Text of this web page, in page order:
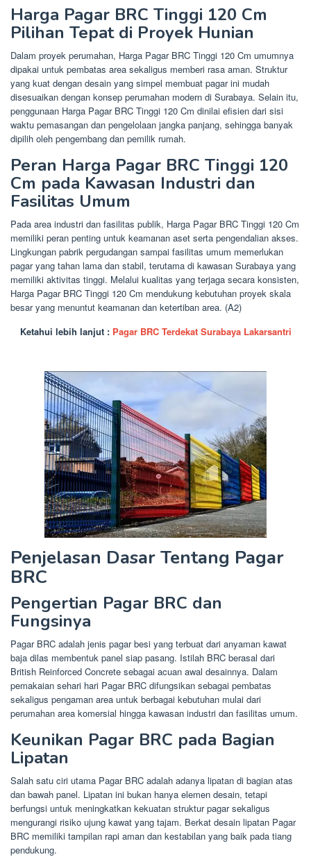
Harga Pagar BRC Tinggi 120 Cm
Pilihan Tepat di Proyek Hunian
Dalam proyek perumahan, Harga Pagar BRC Tinggi 120 Cm umumnya
dipakai untuk pembatas area sekaligus memberi rasa aman. Struktur
yang kuat dengan desain yang simpel membuat pagar ini mudah
disesuaikan dengan konsep perumahan modern di Surabaya. Selain itu,
penggunaan Harga Pagar BRC Tinggi 120 Cm dinilai efisien dari sisi
waktu pemasangan dan pengelolaan jangka panjang, sehingga banyak
dipilih oleh pengembang dan pemilik rumah.
Peran Harga Pagar BRC Tinggi 120
Cm pada Kawasan Industri dan
Fasilitas Umum
Pada area industri dan fasilitas publik, Harga Pagar BRC Tinggi 120 Cm
memiliki peran penting untuk keamanan aset serta pengendalian akses.
Lingkungan pabrik pergudangan sampai fasilitas umum memerlukan
pagar yang tahan lama dan stabil, terutama di kawasan Surabaya yang
memiliki aktivitas tinggi. Melalui kualitas yang terjaga secara konsisten,
Harga Pagar BRC Tinggi 120 Cm mendukung kebutuhan proyek skala
besar yang menuntut keamanan dan ketertiban area. (A2)
Ketahui lebih lanjut : Pagar BRC Terdekat Surabaya Lakarsantri
Penjelasan Dasar Tentang Pagar
BRC
Pengertian Pagar BRC dan
Fungsinya
Pagar BRC adalah jenis pagar besi yang terbuat dari anyaman kawat
baja dilas membentuk panel siap pasang. Istilah BRC berasal dari
British Reinforced Concrete sebagai acuan awal desainnya. Dalam
pemakaian sehari hari Pagar BRC difungsikan sebagai pembatas
sekaligus pengaman area untuk berbagai kebutuhan mulai dari
perumahan area komersial hingga kawasan industri dan fasilitas umum.
Keunikan Pagar BRC pada Bagian
Lipatan
Salah satu ciri utama Pagar BRC adalah adanya lipatan di bagian atas
dan bawah panel. Lipatan ini bukan hanya elemen desain, tetapi
berfungsi untuk meningkatkan kekuatan struktur pagar sekaligus
mengurangi risiko ujung kawat yang tajam. Berkat desain lipatan Pagar
BRC memiliki tampilan rapi aman dan kestabilan yang baik pada tiang
pendukung.